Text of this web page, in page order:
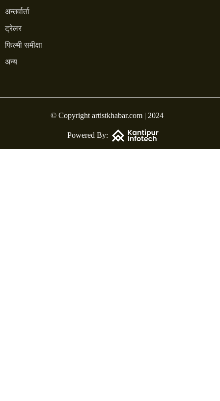
अन्तर्वार्ता
ट्रेलर
फिल्मी समीक्षा
अन्य
© Copyright artistkhabar.com | 2024
Powered By: